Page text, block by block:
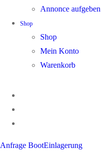
Annonce aufgeben
Shop
Shop
Mein Konto
Warenkorb
Anfrage BootEinlagerung